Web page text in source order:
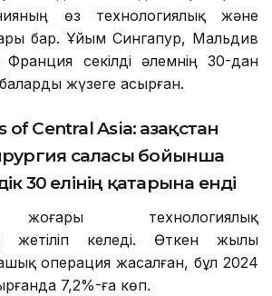
өз технологиялық және
бар. Ұйым Сингапур, Мальдив
секілді әлемнің 30-дан
жүзеге асырған.
of Central Asia: Қазақстан
саласы бойынша
30 елінің қатарына енді
жоғары технологиялық
жетіліп келеді. Өткен жылы
операция жасалған, бұл 2024
7,2%-ға көп.